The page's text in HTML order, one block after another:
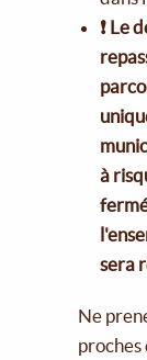
❗ Le
à
sera
Ne
proches